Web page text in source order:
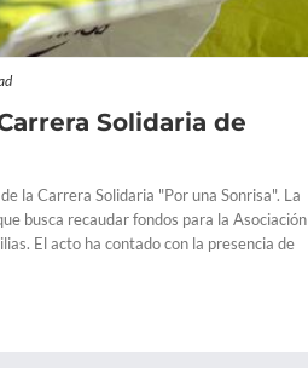
Solidaria de
la Carrera Solidaria "Por una Sonrisa". La
busca recaudar fondos para la Asociación
El acto ha contado con la presencia de